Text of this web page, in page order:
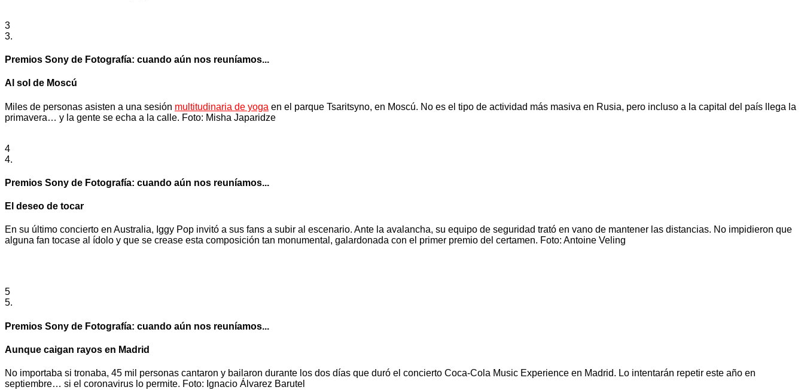
3
3.
Premios Sony de Fotografía: cuando aún nos reuníamos...
Al sol de Moscú
Miles de personas asisten a una sesión multitudinaria de yoga en el parque Tsaritsyno, en Moscú. No es el tipo de actividad más masiva en Rusia, pero incluso a la capital del país llega la
primavera… y la gente se echa a la calle. Foto: Misha Japaridze
4
4.
Premios Sony de Fotografía: cuando aún nos reuníamos...
El deseo de tocar
En su último concierto en Australia, Iggy Pop invitó a sus fans a subir al escenario. Ante la avalancha, su equipo de seguridad trató en vano de mantener las distancias. No impidieron que
alguna fan tocase al ídolo y que se crease esta composición tan monumental, galardonada con el primer premio del certamen. Foto: Antoine Veling
5
5.
Premios Sony de Fotografía: cuando aún nos reuníamos...
Aunque caigan rayos en Madrid
No importaba si tronaba, 45 mil personas cantaron y bailaron durante los dos días que duró el concierto Coca-Cola Music Experience en Madrid. Lo intentarán repetir este año en
septiembre… si el coronavirus lo permite. Foto: Ignacio Álvarez Barutel